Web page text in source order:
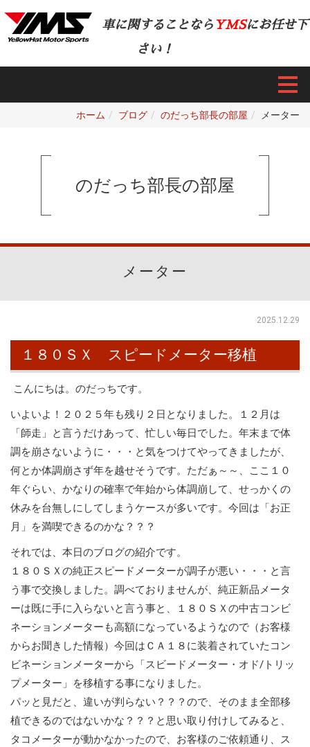
車に関することなら YMSにお任せ下
さい！
ホーム ブログ のだっち部長の部屋 メーター
のだっち部長の部屋
メーター
2025.12.29
１８０ＳＸ スピードメーター移植
こんにちは。のだっちです。
いよいよ！２０２５年も残り２日となりました。１２月は
「師走」と言うだけあって、忙しい毎日でした。年末まで体
調を崩さないように・・・と気をつけてやってきましたが、
何とか体調崩さず年を越せそうです。ただぁ～～、ここ１０
年ぐらい、かなりの確率で年始から体調崩して、せっかくの
休みを台無しにしてしまうケースが多いです。今回は「お正
月」を満喫できるのかな？？？
それでは、本日のブログの紹介です。
１８０ＳＸの純正スピードメーターが調子が悪い・・・と言
う事で交換しました。調べておりませんが、純正新品メータ
ーは既に手に入らないと言う事と、１８０ＳＸの中古コンビ
ネーションメーターも高額になっているようなので（お客様
からお聞きした情報）今回はＣＡ１８に装着されていたコン
ビネーションメーターから「スビードメーター・オド/トリッ
プメーター」を移植する事になりました。
パッと見だと、違いが判らない？？？ので、そのまま全部移
植できるのではないかな？？？と思い取り付けしてみると、
タコメーターが動かなかったので、お客様のご依頼通り、ス